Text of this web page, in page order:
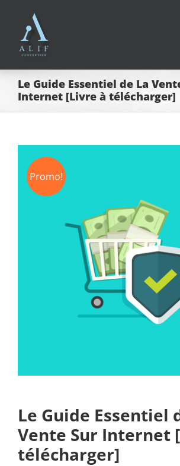
contenu
Le Guide Essentiel de La
Internet [Livre à télécharger]
Promo!
Le Guide Essentiel
Vente Sur Internet
télécharger]